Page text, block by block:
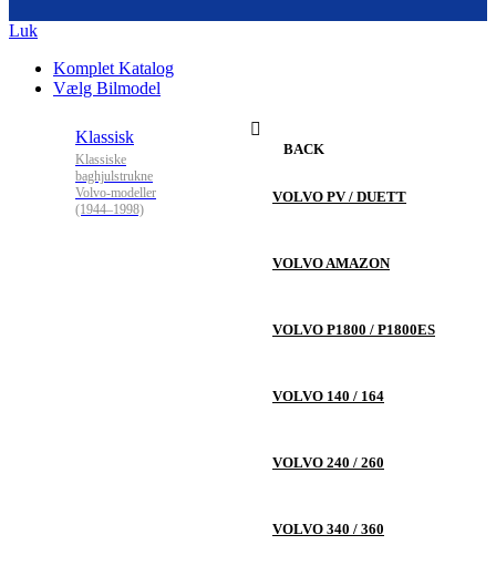
Luk
Komplet Katalog
Vælg Bilmodel
Klassisk
Klassiske
baghjulstrukne
Volvo-modeller
(1944–1998)
BACK
VOLVO PV / DUETT
VOLVO AMAZON
VOLVO P1800 / P1800ES
VOLVO 140 / 164
VOLVO 240 / 260
VOLVO 340 / 360